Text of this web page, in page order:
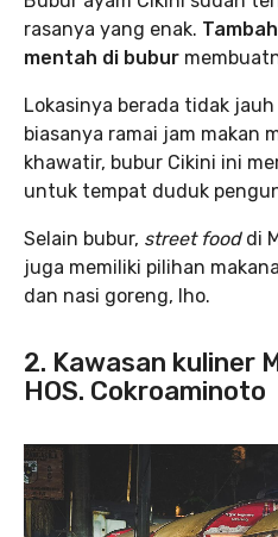
rasanya yang enak.
mentah di bubur
Lokasinya berada tidak
biasanya ramai jam makan
khawatir, bubur Cikini ini
untuk tempat duduk
Selain bubur, street food di
juga memiliki pilihan
dan nasi goreng, lho.
2. Kawasan kuliner
HOS. Cokroaminoto